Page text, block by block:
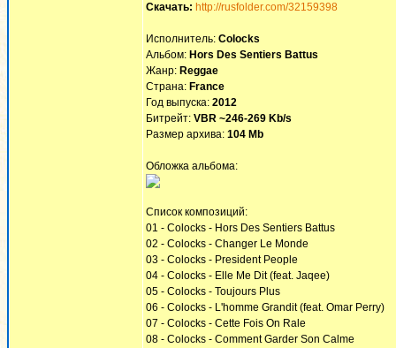
Скачать: http://rusfolder.com/32159398
Исполнитель: Colocks
Альбом: Hors Des Sentiers Battus
Жанр: Reggae
Страна: France
Год выпуска: 2012
Битрейт: VBR ~246-269 Kb/s
Размер архива: 104 Mb
Обложка альбома:
Список композиций:
01 - Colocks - Hors Des Sentiers Battus
02 - Colocks - Changer Le Monde
03 - Colocks - President People
04 - Colocks - Elle Me Dit (feat. Jaqee)
05 - Colocks - Toujours Plus
06 - Colocks - L'homme Grandit (feat. Omar Perry)
07 - Colocks - Cette Fois On Rale
08 - Colocks - Comment Garder Son Calme